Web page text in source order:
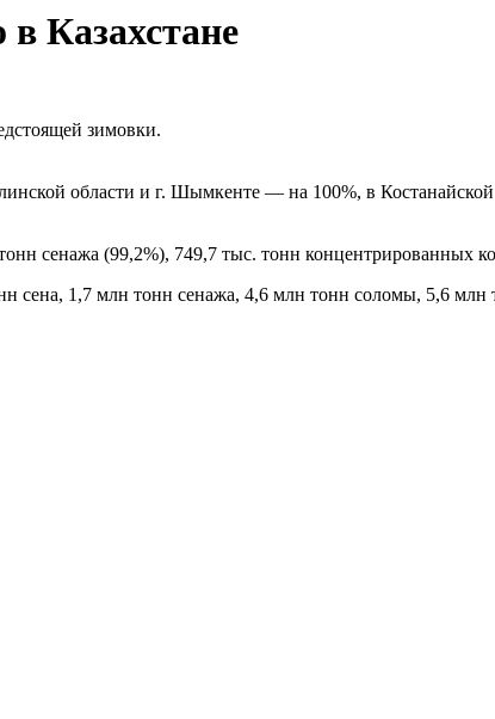
Казахстане
зимовки.
области и г. Шымкенте — на 100%, в
сенажа (99,2%), 749,7 тыс. тонн концентрированных
сена, 1,7 млн тонн сенажа, 4,6 млн тонн соломы, 5,6